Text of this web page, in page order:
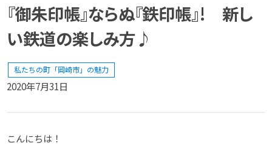
『御朱印帳』ならぬ『鉄印帳』! 新し
い鉄道の楽しみ方♪
私たちの町「岡崎市」の魅力
2020年7月31日
こんにちは！